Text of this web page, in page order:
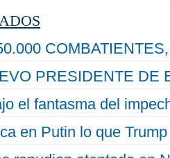
PRESIDENTE DE
el fantasma del
en Putin lo que